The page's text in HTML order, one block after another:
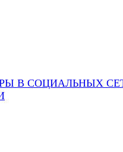
В СОЦИАЛЬНЫХ